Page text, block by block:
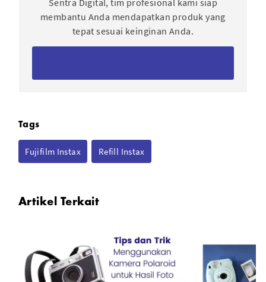
membantu Anda mendapatkan produk yang
tepat sesuai keinginan Anda.
Tags
Fujifilm Instax Refill Instax
Artikel Terkait